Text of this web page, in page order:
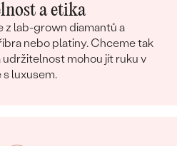
a etika
z lab-grown diamantů a
nebo platiny. Chceme tak
udržitelnost mohou jít ruku v
s luxusem.